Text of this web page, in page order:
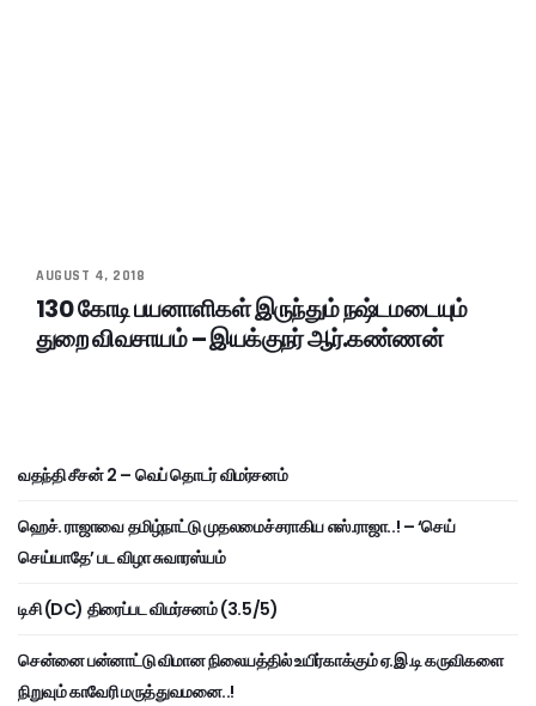
AUGUST 4, 2018
130 கோடி பயனாளிகள் இருந்தும் நஷ்டமடையும்
துறை விவசாயம் – இயக்குநர் ஆர்.கண்ணன்
வதந்தி சீசன் 2 – வெப் தொடர் விமர்சனம்
ஹெச். ராஜாவை தமிழ்நாட்டு முதலமைச்சராகிய எஸ்.ராஜா..! – ‘செய்
செய்யாதே’ பட விழா சுவாரஸ்யம்
டிசி (DC) திரைப்பட விமர்சனம் (3.5/5)
சென்னை பன்னாட்டு விமான நிலையத்தில் உயிர்காக்கும் ஏ.இ.டி கருவிகளை
நிறுவும் காவேரி மருத்துவமனை..!